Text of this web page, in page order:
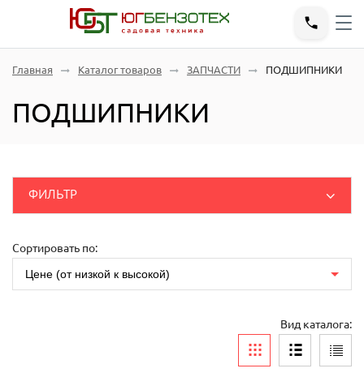
Главная Каталог товаров ЗАПЧАСТИ ПОДШИПНИКИ
ПОДШИПНИКИ
ДВИГАТЕЛИ
Шпатель-грабли
ЗАПЧАСТИ ГЕНЕРАТОР
ФИЛЬТР
Сортировать по:
Цене (от низкой к высокой)
Вид каталога: